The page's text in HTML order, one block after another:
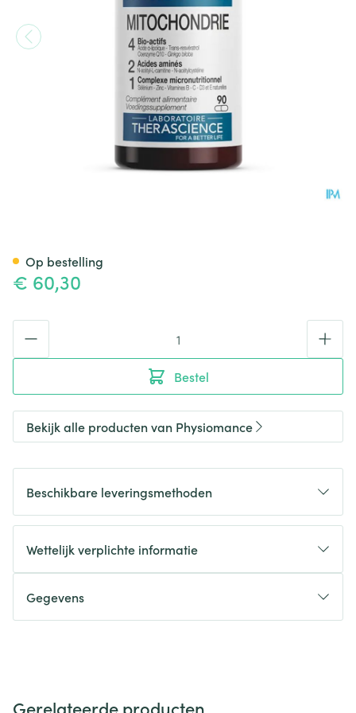
€ 60,30
Bestel
Op bestelling
Bekijk alle producten van Physiomance
Beschikbare leveringsmethoden
Wettelijk verplichte informatie
Gegevens
Gerelateerde producten